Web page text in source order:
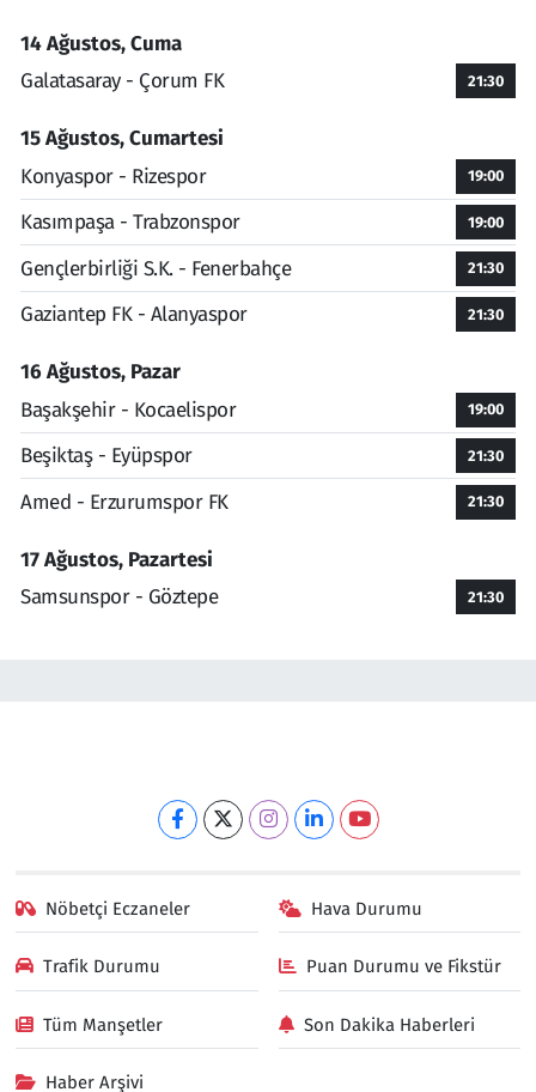
14 Ağustos, Cuma
Galatasaray - Çorum FK
21:30
15 Ağustos, Cumartesi
Konyaspor - Rizespor
19:00
Kasımpaşa - Trabzonspor 19:00
Gençlerbirliği S.K. - Fenerbahçe 21:30
Gaziantep FK - Alanyaspor 21:30
16 Ağustos, Pazar
Başakşehir - Kocaelispor
19:00
Beşiktaş - Eyüpspor 21:30
Amed - Erzurumspor FK 21:30
17 Ağustos, Pazartesi
Samsunspor - Göztepe
21:30
Nöbetçi Eczaneler Hava Durumu
Trafik Durumu Puan Durumu ve Fikstür
Tüm Manşetler Son Dakika Haberleri
Haber Arşivi